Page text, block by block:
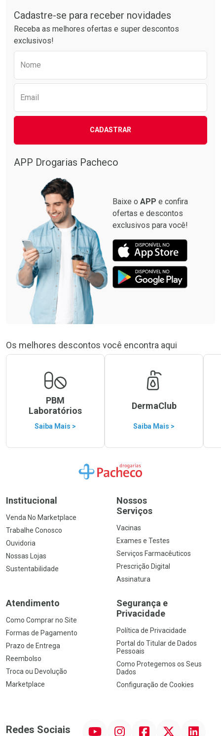
Por R$ 25,27/cada
Por R$ 34,39/cada
Cadastre-se para receber novidades
Receba as melhores ofertas e super descontos
exclusivos!
Nome
Email
CADASTRAR
APP Drogarias Pacheco
Baixe o APP e confira
ofertas e descontos
exclusivos para você!
Os melhores descontos você encontra aqui
PBM
Laboratórios
Saiba Mais >
DermaClub
Saiba Mais >
Ir para a Home
Institucional
Venda No Marketplace
Trabalhe Conosco
Ouvidoria
Nossas Lojas
Sustentabilidade
Nossos
Serviços
Vacinas
Exames e Testes
Serviços Farmacêuticos
Prescrição Digital
Assinatura
Atendimento
Como Comprar no Site
Formas de Pagamento
Prazo de Entrega
Reembolso
Troca ou Devolução
Marketplace
Segurança e
Privacidade
Política de Privacidade
Portal do Titular de Dados
Pessoais
Como Protegemos os Seus
Dados
Configuração de Cookies
Redes Sociais InstagramFacebook Linkedin